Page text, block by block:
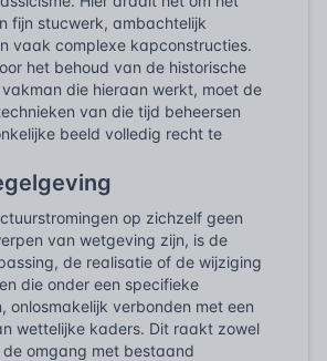
fijn stucwerk, ambachtelijk
vaak complexe kapconstructies.
het behoud van de historische
die hieraan werkt, moet de
van die tijd beheersen
beeld volledig recht te
op zichzelf geen
van wetgeving zijn, is de
de realisatie of de wijziging
die onder een specifieke
onlosmakelijk verbonden met een
wettelijke kaders. Dit raakt zowel
de omgang met bestaand